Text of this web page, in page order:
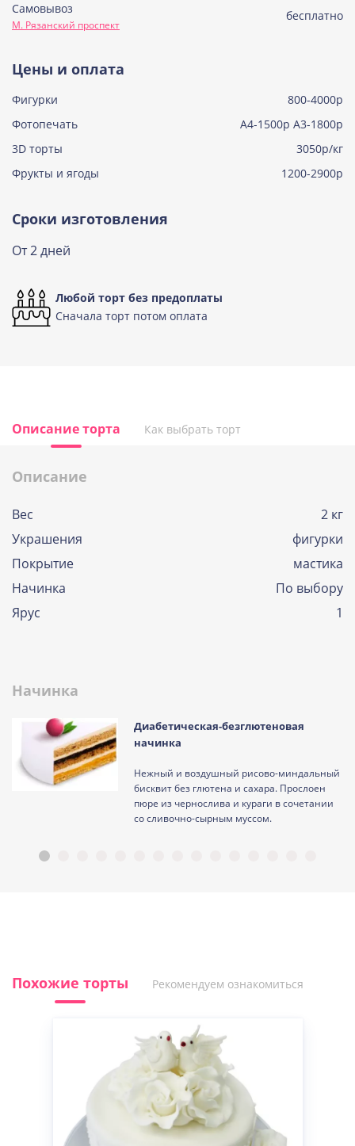
Узнать подробнее о начинке
Самовывоз
М. Рязанский проспект
бесплатно
Цены и оплата
Фигурки
800-4000р
Фотопечать
А4-1500р А3-1800р
3D торты
3050р/кг
Фрукты и ягоды
1200-2900р
Сроки изготовления
От 2 дней
Любой торт без предоплаты
Сначала торт потом оплата
Описание торта Как выбрать торт
Описание
Вес
2 кг
Украшения
фигурки
Покрытие
мастика
Начинка
По выбору
Ярус
1
Начинка
Диабетическая-безглютеновая
начинка
Нежный и воздушный рисово-миндальный
бисквит без глютена и сахара. Прослоен
пюре из чернослива и кураги в сочетании
со сливочно-сырным муссом.
Похожие торты Рекомендуем ознакомиться